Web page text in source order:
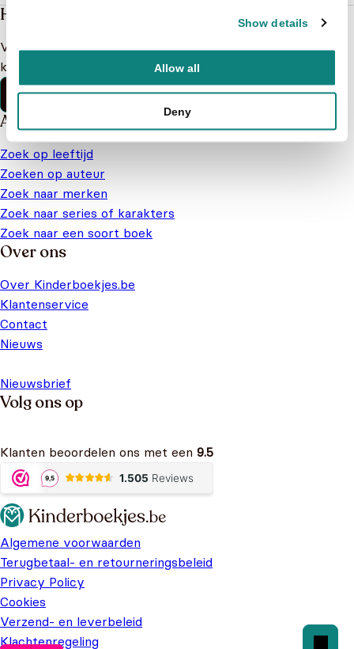
Show details
Allow all
Deny
Heb je een vraag?
Vind binnen no-time antwoord op je vraag op onze
klantenservice pagina.
Klantenservice
Alles van Kinderboekjes.be
Zoek op leeftijd
Zoeken op auteur
Zoek naar merken
Zoek naar series of karakters
Zoek naar een soort boek
Over ons
Over Kinderboekjes.be
Klantenservice
Contact
Nieuws
Nieuwsbrief
Volg ons op
Klanten beoordelen ons met een 9.5
Algemene voorwaarden
Terugbetaal- en retourneringsbeleid
Privacy Policy
Cookies
Verzend- en leverbeleid
Klachtenregeling